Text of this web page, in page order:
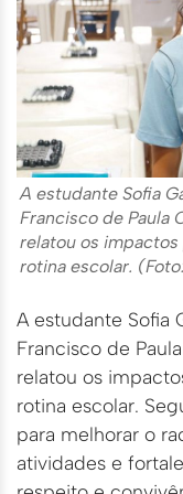
A estudante Sofia
Francisco de Paula
relatou os
rotina escolar.
A estudante Sofia
Francisco de
relatou os
rotina escolar.
para melhorar o
atividades e